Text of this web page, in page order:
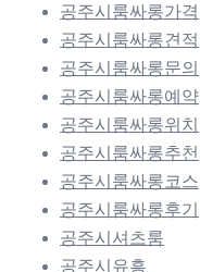
공주시룸싸롱가격
공주시룸싸롱견적
공주시룸싸롱문의
공주시룸싸롱예약
공주시룸싸롱위치
공주시룸싸롱추천
공주시룸싸롱코스
공주시룸싸롱후기
공주시셔츠룸
공주시유흥